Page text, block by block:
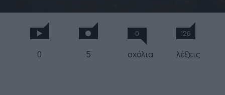
0 5
0
σχόλια
126
λέξεις